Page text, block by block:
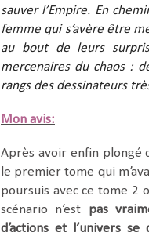
sauver l’Empire. En
femme qui s’avère être
au bout de leurs
mercenaires du chaos :
rangs des dessinateurs
Mon avis:
Après avoir enfin plongé
le premier tome qui
poursuis avec ce tome 2
scénario n’est pas
d’actions et l’univers se